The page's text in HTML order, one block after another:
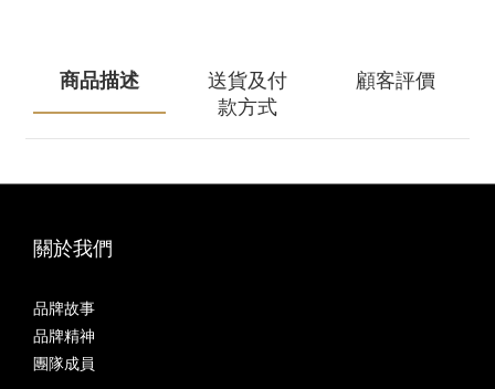
商品描述
送貨及付
款方式
顧客評價
關於我們
品牌故事
品牌精神
團隊成員